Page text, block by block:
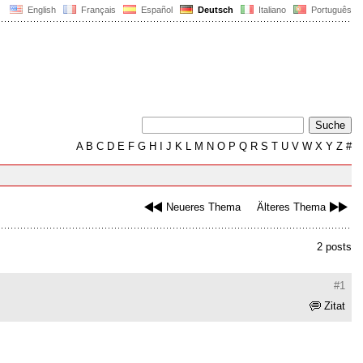
English Français Español Deutsch Italiano Português
AB C D E F G H J K L M N O P Q R S T U V W X Y Z #
Neueres Thema Älteres Thema
2 posts
#1
Zitat